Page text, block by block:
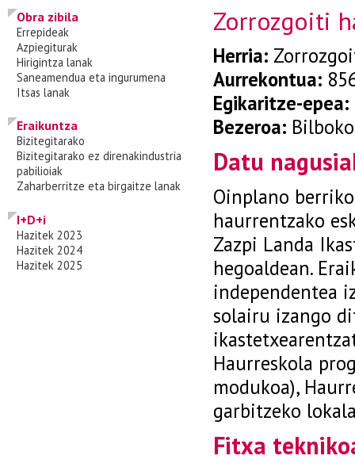
Obra zibila
Errepideak
Azpiegiturak
Hirigintza lanak
Saneamendua eta ingurumena
Itsas lanak
Eraikuntza
Bizitegitarako
Bizitegitarako ez direnakindustria
pabilioiak
Zaharberritze eta birgaitze lanak
I+D+i
Hazitek 2023
Hazitek 2024
Hazitek 2025
Zorrozgoiti
Herria:
Aurrekontua:
Egikaritze-epea:
Bezeroa:
Datu
Oinplano
haurrentzako
Zazpi Landa
hegoaldean.
independentea
solairu izango
Haurreskola
modukoa),
garbitzeko
Fitxa